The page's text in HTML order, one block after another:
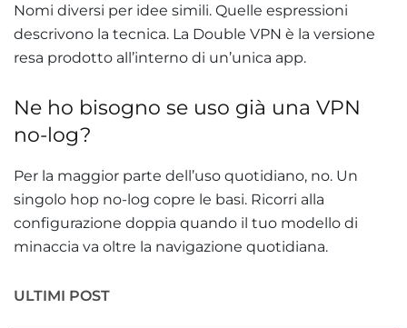
Nomi diversi per idee simili. Quelle espressioni
descrivono la tecnica. La Double VPN è la versione
resa prodotto all’interno di un’unica app.
Ne ho bisogno se uso già una VPN
no-log?
Per la maggior parte dell’uso quotidiano, no. Un
singolo hop no-log copre le basi. Ricorri alla
configurazione doppia quando il tuo modello di
minaccia va oltre la navigazione quotidiana.
ULTIMI POST